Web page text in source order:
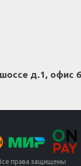
д.1, офис
права защищены